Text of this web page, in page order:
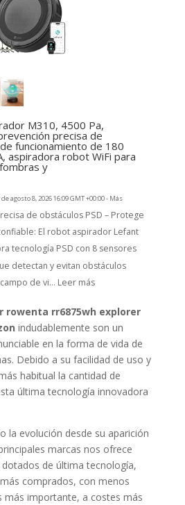
M310, 4500 Pa,
precisa de
funcionamiento de 180
aspiradora robot WiFi para
y
agosto 8, 2026 16:09 GMT +00:00 - Más
de obstáculos PSD – Protege
El robot aspirador Lefant
tecnología PSD con 8 sensores
detectan y evitan obstáculos
de vi... Leer más
rowenta rr6875wh explorer
indudablemente son un
en la forma de vida de
Debido a su facilidad de uso y
habitual la cantidad de
última tecnología innovadora
la evolución desde su aparición
marcas nos ofrece
de última tecnología,
comprados, con menos
más importante, a costes más